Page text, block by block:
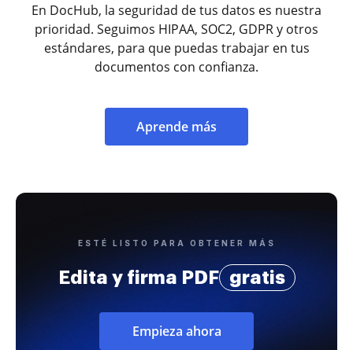
En DocHub, la seguridad de tus datos es nuestra
prioridad. Seguimos HIPAA, SOC2, GDPR y otros
estándares, para que puedas trabajar en tus
documentos con confianza.
Aprende más
ESTÉ LISTO PARA OBTENER MÁS
Edita y firma PDF gratis
Empieza ahora